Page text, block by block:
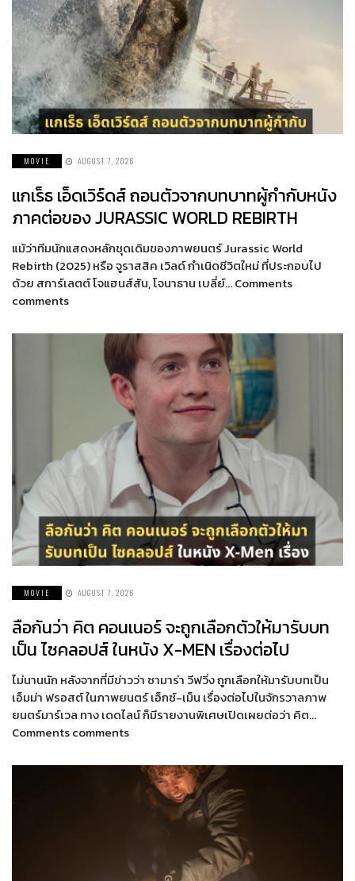
MOVIE AUGUST 7, 2026
แกเร็ธ เอ็ดเวิร์ดส์ ถอนตัวจากบทบาทผู้กำกับหนัง
ภาคต่อของ JURASSIC WORLD REBIRTH
แม้ว่าทีมนักแสดงหลักชุดเดิมของภาพยนตร์ Jurassic World
Rebirth (2025) หรือ จูราสสิค เวิลด์ กำเนิดชีวิตใหม่ ที่ประกอบไป
ด้วย สการ์เลตต์ โจแฮนส์สัน, โจนาธาน เบลี่ย์… Comments
comments
MOVIE AUGUST 7, 2026
ลือกันว่า คิต คอนเนอร์ จะถูกเลือกตัวให้มารับบท
เป็น ไซคลอปส์ ในหนัง X-MEN เรื่องต่อไป
ไม่นานนัก หลังจากที่มีข่าวว่า ซามาร่า วีฟวิ่ง ถูกเลือกให้มารับบทเป็น
เอ็มม่า ฟรอสต์ ในภาพยนตร์ เอ็กซ์-เม็น เรื่องต่อไปในจักรวาลภาพ
ยนตร์มาร์เวล ทาง เดดไลน์ ก็มีรายงานพิเศษเปิดเผยต่อว่า คิต…
Comments comments